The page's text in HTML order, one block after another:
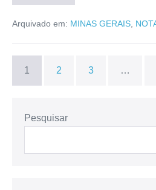
Arquivado em: MINAS GERAIS
1 2 3 …
Pesquisar